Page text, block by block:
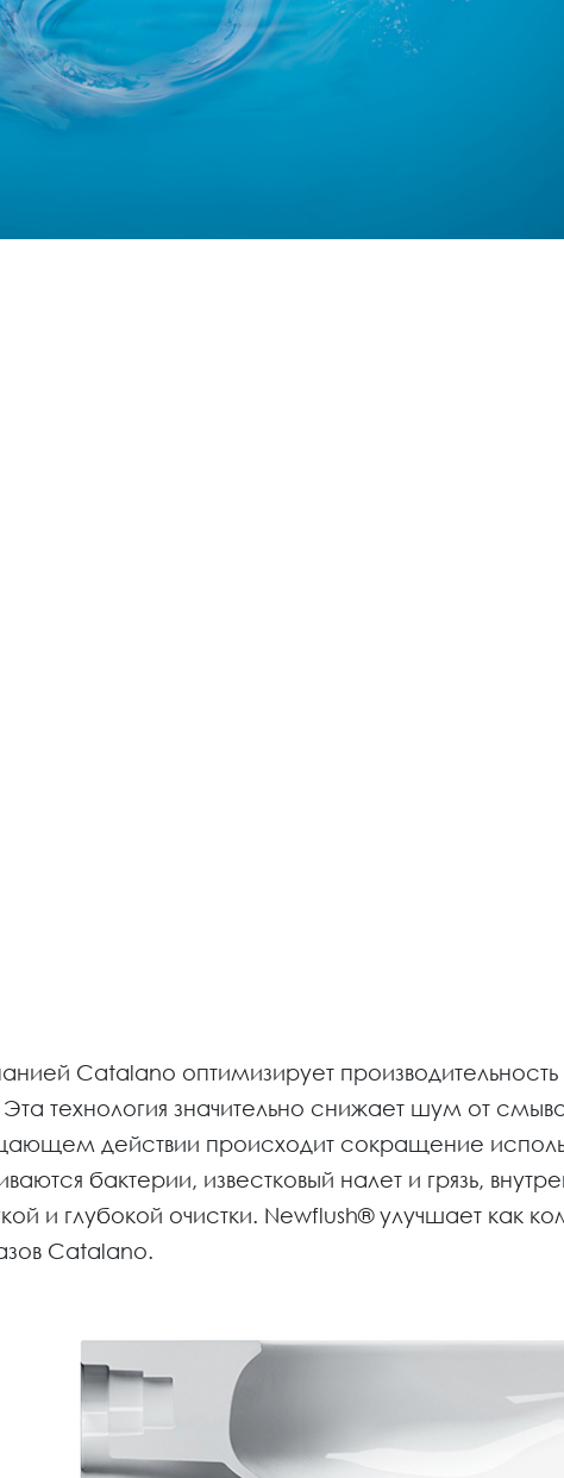
Catalano оптимизирует
технология значительно снижает шум от
действии происходит сокращение
бактерии, известковый налет и грязь,
и глубокой очистки. Newflush® улучшает как
Catalano.